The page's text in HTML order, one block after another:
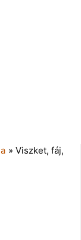
» Viszket, fáj,